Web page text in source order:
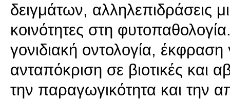
δειγμάτων, αλληλεπιδράσεις
κοινότητες στη
γονιδιακή οντολογία,
ανταπόκριση σε βιοτικές και
την παραγωγικότητα και την